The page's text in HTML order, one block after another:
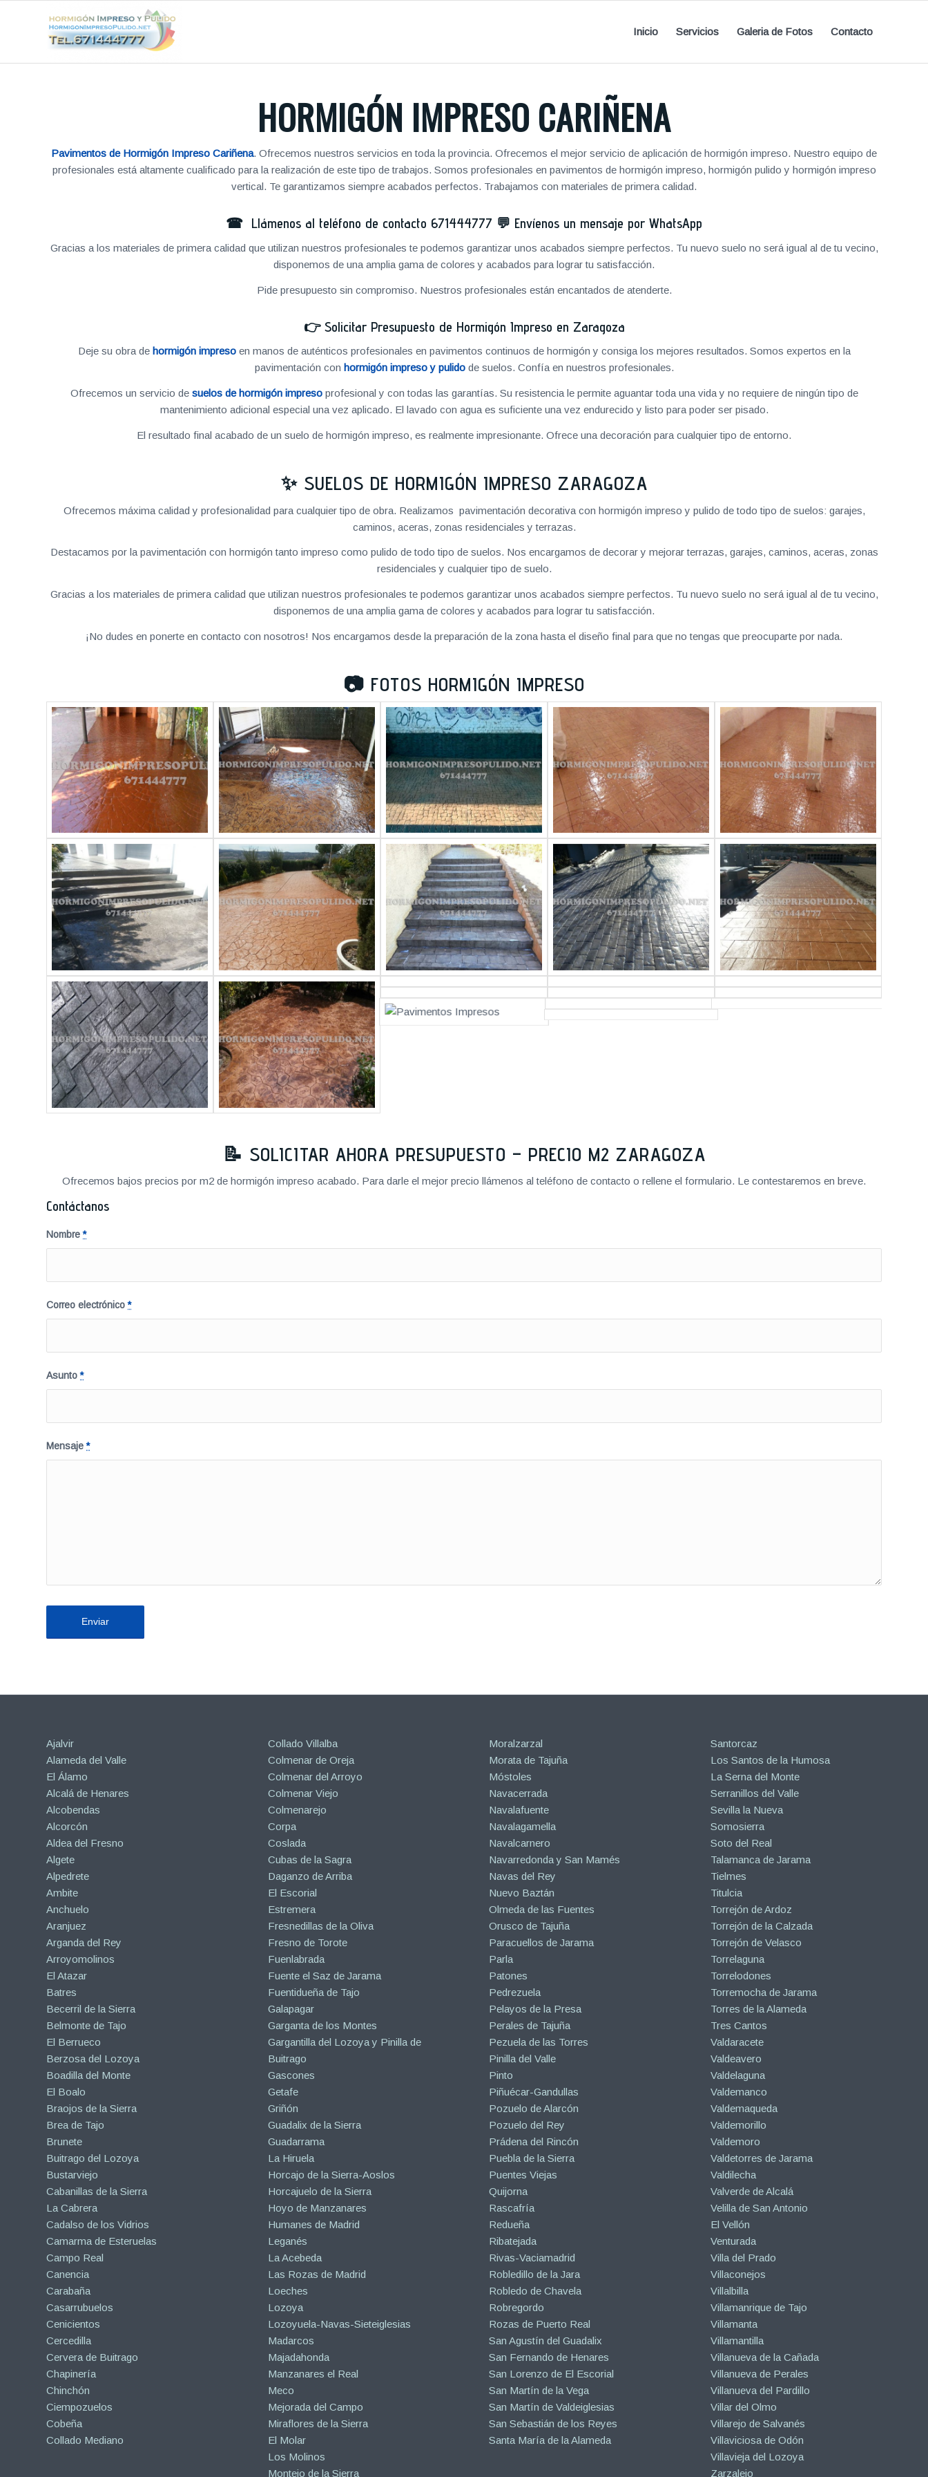
Inicio Servicios Galeria de Fotos Contacto
HORMIGÓN IMPRESO CARIÑENA
Pavimentos de Hormigón Impreso Cariñena. Ofrecemos nuestros servicios en toda la provincia. Ofrecemos el mejor servicio de aplicación de hormigón impreso. Nuestro equipo de
profesionales está altamente cualificado para la realización de este tipo de trabajos. Somos profesionales en pavimentos de hormigón impreso, hormigón pulido y hormigón impreso
vertical. Te garantizamos siempre acabados perfectos. Trabajamos con materiales de primera calidad.
☎ Llámenos al teléfono de contacto 671444777 💬 Envíenos un mensaje por WhatsApp
Gracias a los materiales de primera calidad que utilizan nuestros profesionales te podemos garantizar unos acabados siempre perfectos. Tu nuevo suelo no será igual al de tu vecino,
disponemos de una amplia gama de colores y acabados para lograr tu satisfacción.
Pide presupuesto sin compromiso. Nuestros profesionales están encantados de atenderte.
👉 Solicitar Presupuesto de Hormigón Impreso en Zaragoza
Deje su obra de hormigón impresoen manos de auténticos profesionales en pavimentos continuos de hormigón y consiga los mejores resultados. Somos expertos en la
pavimentación con hormigón impreso y pulidode suelos. Confía en nuestros profesionales.
Ofrecemos un servicio de suelos de hormigón impresoprofesional y con todas las garantías. Su resistencia le permite aguantar toda una vida y no requiere de ningún tipo de
mantenimiento adicional especial una vez aplicado. El lavado con agua es suficiente una vez endurecido y listo para poder ser pisado.
El resultado final acabado de un suelo de hormigón impreso, es realmente impresionante. Ofrece una decoración para cualquier tipo de entorno.
✨ SUELOS DE HORMIGÓN IMPRESO ZARAGOZA
Ofrecemos máxima calidad y profesionalidad para cualquier tipo de obra. Realizamos pavimentación decorativa con hormigón impreso y pulido de todo tipo de suelos: garajes,
caminos, aceras, zonas residenciales y terrazas.
Destacamos por la pavimentación con hormigón tanto impreso como pulido de todo tipo de suelos. Nos encargamos de decorar y mejorar terrazas, garajes, caminos, aceras, zonas
residenciales y cualquier tipo de suelo.
Gracias a los materiales de primera calidad que utilizan nuestros profesionales te podemos garantizar unos acabados siempre perfectos. Tu nuevo suelo no será igual al de tu vecino,
disponemos de una amplia gama de colores y acabados para lograr tu satisfacción.
¡No dudes en ponerte en contacto con nosotros! Nos encargamos desde la preparación de la zona hasta el diseño final para que no tengas que preocuparte por nada.
📷 FOTOS HORMIGÓN IMPRESO
📝 SOLICITAR AHORA PRESUPUESTO – PRECIO M2 ZARAGOZA
Ofrecemos bajos precios por m2 de hormigón impreso acabado. Para darle el mejor precio llámenos al teléfono de contacto o rellene el formulario. Le contestaremos en breve.
Contáctanos
Nombre*
Correo electrónico*
Asunto*
Mensaje*
Ajalvir
Alameda del Valle
El Álamo
Alcalá de Henares
Alcobendas
Alcorcón
Aldea del Fresno
Algete
Alpedrete
Ambite
Anchuelo
Aranjuez
Arganda del Rey
Arroyomolinos
El Atazar
Batres
Becerril de la Sierra
Belmonte de Tajo
El Berrueco
Berzosa del Lozoya
Boadilla del Monte
El Boalo
Braojos de la Sierra
Brea de Tajo
Brunete
Buitrago del Lozoya
Bustarviejo
Cabanillas de la Sierra
La Cabrera
Cadalso de los Vidrios
Camarma de Esteruelas
Campo Real
Canencia
Carabaña
Casarrubuelos
Cenicientos
Cercedilla
Cervera de Buitrago
Chapinería
Chinchón
Ciempozuelos
Cobeña
Collado Mediano
Collado Villalba
Colmenar de Oreja
Colmenar del Arroyo
Colmenar Viejo
Colmenarejo
Corpa
Coslada
Cubas de la Sagra
Daganzo de Arriba
El Escorial
Estremera
Fresnedillas de la Oliva
Fresno de Torote
Fuenlabrada
Fuente el Saz de Jarama
Fuentidueña de Tajo
Galapagar
Garganta de los Montes
Gargantilla del Lozoya y Pinilla de
Buitrago
Gascones
Getafe
Griñón
Guadalix de la Sierra
Guadarrama
La Hiruela
Horcajo de la Sierra-Aoslos
Horcajuelo de la Sierra
Hoyo de Manzanares
Humanes de Madrid
Leganés
La Acebeda
Las Rozas de Madrid
Loeches
Lozoya
Lozoyuela-Navas-Sieteiglesias
Madarcos
Majadahonda
Manzanares el Real
Meco
Mejorada del Campo
Miraflores de la Sierra
El Molar
Los Molinos
Montejo de la Sierra
Moralzarzal
Morata de Tajuña
Móstoles
Navacerrada
Navalafuente
Navalagamella
Navalcarnero
Navarredonda y San Mamés
Navas del Rey
Nuevo Baztán
Olmeda de las Fuentes
Orusco de Tajuña
Paracuellos de Jarama
Parla
Patones
Pedrezuela
Pelayos de la Presa
Perales de Tajuña
Pezuela de las Torres
Pinilla del Valle
Pinto
Piñuécar-Gandullas
Pozuelo de Alarcón
Pozuelo del Rey
Prádena del Rincón
Puebla de la Sierra
Puentes Viejas
Quijorna
Rascafría
Redueña
Ribatejada
Rivas-Vaciamadrid
Robledillo de la Jara
Robledo de Chavela
Robregordo
Rozas de Puerto Real
San Agustín del Guadalix
San Fernando de Henares
San Lorenzo de El Escorial
San Martín de la Vega
San Martín de Valdeiglesias
San Sebastián de los Reyes
Santa María de la Alameda
Santorcaz
Los Santos de la Humosa
La Serna del Monte
Serranillos del Valle
Sevilla la Nueva
Somosierra
Soto del Real
Talamanca de Jarama
Tielmes
Titulcia
Torrejón de Ardoz
Torrejón de la Calzada
Torrejón de Velasco
Torrelaguna
Torrelodones
Torremocha de Jarama
Torres de la Alameda
Tres Cantos
Valdaracete
Valdeavero
Valdelaguna
Valdemanco
Valdemaqueda
Valdemorillo
Valdemoro
Valdetorres de Jarama
Valdilecha
Valverde de Alcalá
Velilla de San Antonio
El Vellón
Venturada
Villa del Prado
Villaconejos
Villalbilla
Villamanrique de Tajo
Villamanta
Villamantilla
Villanueva de la Cañada
Villanueva de Perales
Villanueva del Pardillo
Villar del Olmo
Villarejo de Salvanés
Villaviciosa de Odón
Villavieja del Lozoya
Zarzalejo